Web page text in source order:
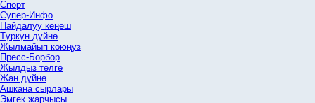
Спорт
Супер-Инфо
Пайдалуу кеңеш
Түркүн дүйнө
Жылмайып коюңуз
Пресс-Борбор
Жылдыз төлгө
Жан дүйнө
Ашкана сырлары
Эмгек жарчысы